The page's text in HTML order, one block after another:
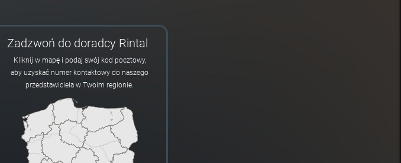
Zadzwoń do doradcy Rintal
Kliknij w mapę i podaj swój kod pocztowy,
aby uzyskać numer kontaktowy do naszego
przedstawiciela w Twoim regionie.